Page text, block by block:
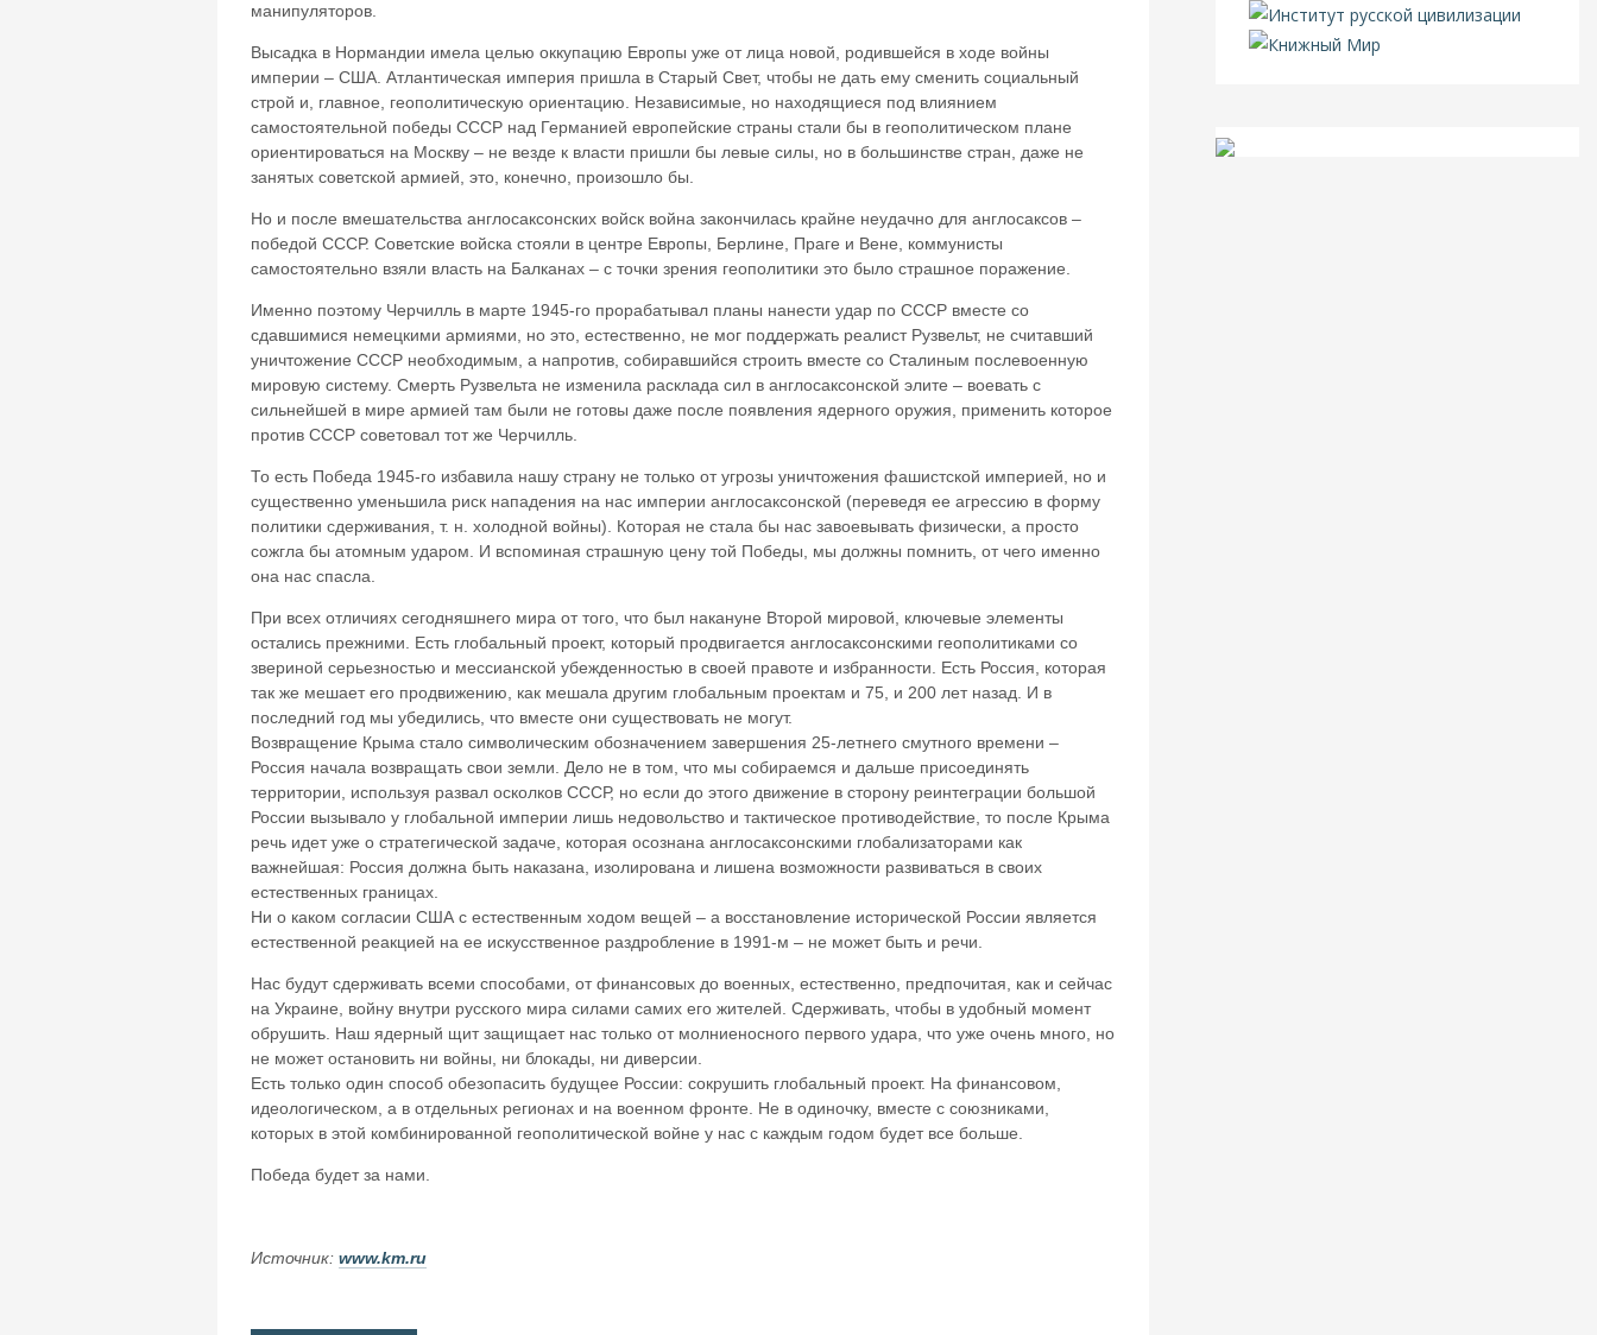
манипуляторов.
Высадка в Нормандии имела целью оккупацию Европы уже от лица новой, родившейся в ходе войны
империи – США. Атлантическая империя пришла в Старый Свет, чтобы не дать ему сменить социальный
строй и, главное, геополитическую ориентацию. Независимые, но находящиеся под влиянием
самостоятельной победы СССР над Германией европейские страны стали бы в геополитическом плане
ориентироваться на Москву – не везде к власти пришли бы левые силы, но в большинстве стран, даже не
занятых советской армией, это, конечно, произошло бы.
Но и после вмешательства англосаксонских войск война закончилась крайне неудачно для англосаксов –
победой СССР. Советские войска стояли в центре Европы, Берлине, Праге и Вене, коммунисты
самостоятельно взяли власть на Балканах – с точки зрения геополитики это было страшное поражение.
Именно поэтому Черчилль в марте 1945-го прорабатывал планы нанести удар по СССР вместе со
сдавшимися немецкими армиями, но это, естественно, не мог поддержать реалист Рузвельт, не считавший
уничтожение СССР необходимым, а напротив, собиравшийся строить вместе со Сталиным послевоенную
мировую систему. Смерть Рузвельта не изменила расклада сил в англосаксонской элите – воевать с
сильнейшей в мире армией там были не готовы даже после появления ядерного оружия, применить которое
против СССР советовал тот же Черчилль.
То есть Победа 1945-го избавила нашу страну не только от угрозы уничтожения фашистской империей, но и
существенно уменьшила риск нападения на нас империи англосаксонской (переведя ее агрессию в форму
политики сдерживания, т. н. холодной войны). Которая не стала бы нас завоевывать физически, а просто
сожгла бы атомным ударом. И вспоминая страшную цену той Победы, мы должны помнить, от чего именно
она нас спасла.
При всех отличиях сегодняшнего мира от того, что был накануне Второй мировой, ключевые элементы
остались прежними. Есть глобальный проект, который продвигается англосаксонскими геополитиками со
звериной серьезностью и мессианской убежденностью в своей правоте и избранности. Есть Россия, которая
так же мешает его продвижению, как мешала другим глобальным проектам и 75, и 200 лет назад. И в
последний год мы убедились, что вместе они существовать не могут.
Возвращение Крыма стало символическим обозначением завершения 25-летнего смутного времени –
Россия начала возвращать свои земли. Дело не в том, что мы собираемся и дальше присоединять
территории, используя развал осколков СССР, но если до этого движение в сторону реинтеграции большой
России вызывало у глобальной империи лишь недовольство и тактическое противодействие, то после Крыма
речь идет уже о стратегической задаче, которая осознана англосаксонскими глобализаторами как
важнейшая: Россия должна быть наказана, изолирована и лишена возможности развиваться в своих
естественных границах.
Ни о каком согласии США с естественным ходом вещей – а восстановление исторической России является
естественной реакцией на ее искусственное раздробление в 1991-м – не может быть и речи.
Нас будут сдерживать всеми способами, от финансовых до военных, естественно, предпочитая, как и сейчас
на Украине, войну внутри русского мира силами самих его жителей. Сдерживать, чтобы в удобный момент
обрушить. Наш ядерный щит защищает нас только от молниеносного первого удара, что уже очень много, но
не может остановить ни войны, ни блокады, ни диверсии.
Есть только один способ обезопасить будущее России: сокрушить глобальный проект. На финансовом,
идеологическом, а в отдельных регионах и на военном фронте. Не в одиночку, вместе с союзниками,
которых в этой комбинированной геополитической войне у нас с каждым годом будет все больше.
Победа будет за нами.
Источник:www.km.ru